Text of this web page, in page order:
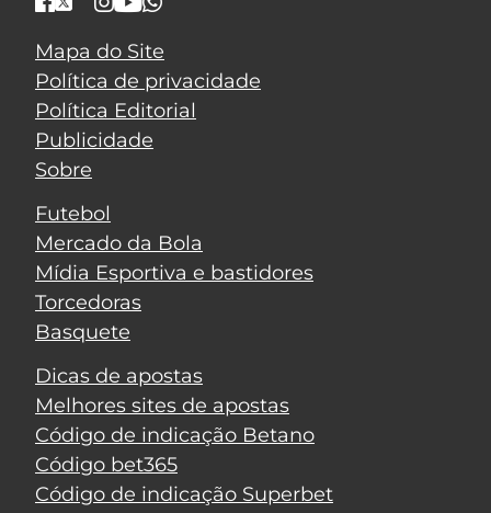
Mapa do Site
Política de privacidade
Política Editorial
Publicidade
Sobre
Futebol
Mercado da Bola
Mídia Esportiva e bastidores
Torcedoras
Basquete
Dicas de apostas
Melhores sites de apostas
Código de indicação Betano
Código bet365
Código de indicação Superbet